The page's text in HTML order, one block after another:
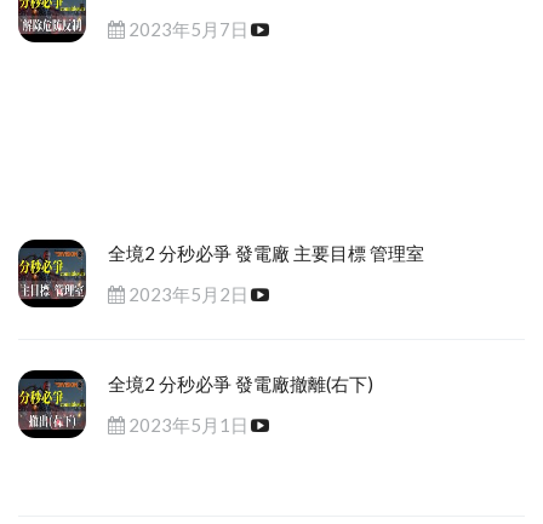
2023年5月7日
全境2 分秒必爭 發電廠 主要目標 管理室
2023年5月2日
全境2 分秒必爭 發電廠撤離(右下)
2023年5月1日